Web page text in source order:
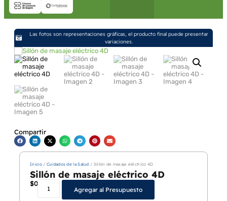
Las fotos son representaciones gráficas, el producto final puede presentar
variaciones.
Compartir
Inicio/ Cuidados de la Salud / Sillón de masaje eléctrico 4D
Sillón de masaje eléctrico 4D
$0
Agregar al Presupuesto